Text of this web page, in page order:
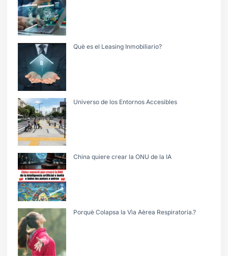
Què es el Leasing Inmobiliario?
Universo de los Entornos Accesibles
China quiere crear la ONU de la IA
Porquè Colapsa la Vìa Aèrea Respiratoria.?